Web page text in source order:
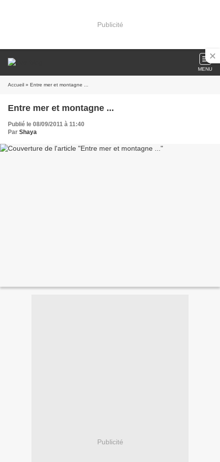
Publicité
MENU
Accueil » Entre mer et montagne ...
Entre mer et montagne ...
Publié le 08/09/2011 à 11:40
Par Shaya
Publicité